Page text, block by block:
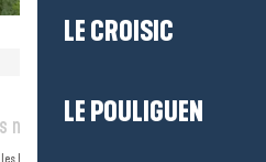
LE CROISIC
LE POULIGUEN
non définis
horaires